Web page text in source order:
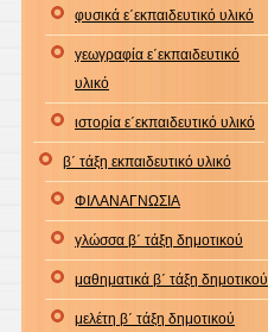
φυσικά ε΄εκπαιδευτικό υλικό
γεωγραφία ε΄εκπαιδευτικό
υλικό
ιστορία ε΄εκπαιδευτικό υλικό
β΄ τάξη εκπαιδευτικό υλικό
ΦΙΛΑΝΑΓΝΩΣΙΑ
γλώσσα β΄ τάξη δημοτικού
μαθηματικά β΄ τάξη δημοτικού
μελέτη β΄ τάξη δημοτικού